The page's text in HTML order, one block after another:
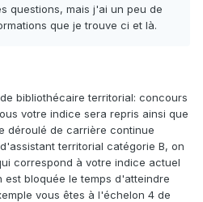
questions, mais j'ai un peu de
que je trouve ci et là.
bibliothécaire territorial: concours
votre indice sera repris ainsi que
déroulé de carrière continue
territorial catégorie B, on
correspond à votre indice actuel
est bloquée le temps d'atteindre
vous êtes à l'échelon 4 de